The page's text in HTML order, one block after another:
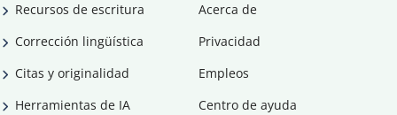
Recursos de escritura
Corrección lingüística
Citas y originalidad
Herramientas de IA
Acerca de
Privacidad
Empleos
Centro de ayuda